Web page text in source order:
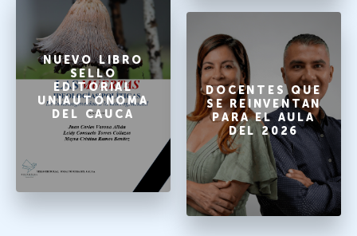
NUEVO LIBRO
SELLO
EDITORIAL
UNIAUTÓNOMA
DEL CAUCA
DOCENTES QUE
SE REINVENTAN
PARA EL AULA
DEL 2026